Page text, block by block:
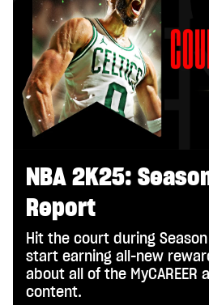
NBA 2K25:
Report
Hit the court during Season
start earning all-new
about all of the MyCAREER
content.